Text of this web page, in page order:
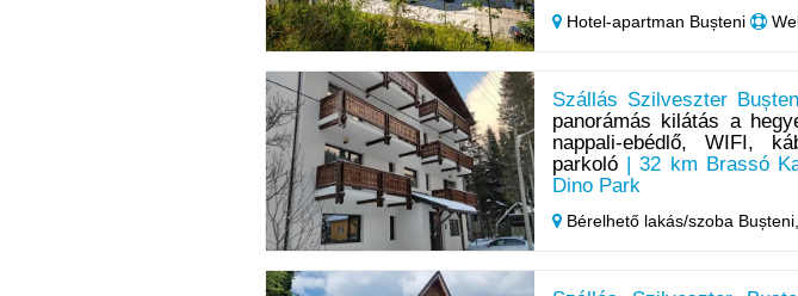
Hotel‑apartman Bușteni
Szállás Szilveszter
panorámás kilátás a
nappali-ebédlő, WIFI,
parkoló| 32 km Brassó
Dino Park
Bérelhető lakás/szoba Bușteni,